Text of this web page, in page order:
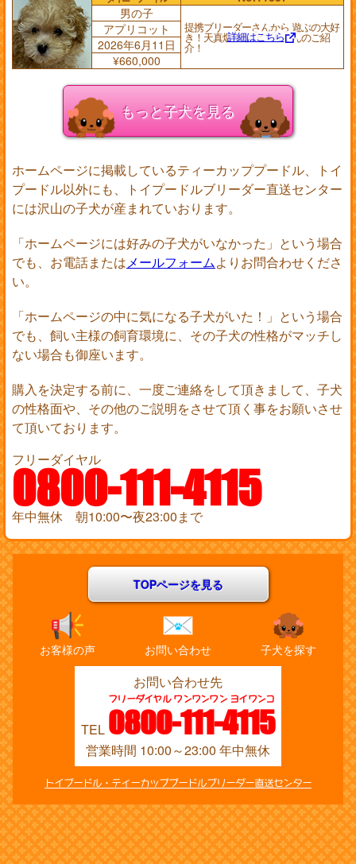
男の子
提携ブリーダーさんから 遊ぶの大好
き！天真爛漫な アプリくんのご紹
介！
詳細はこちら
アプリコット
2026年6月11日
¥660,000
もっと子犬を見る
ホームページに掲載しているティーカッププードル、トイ
プードル以外にも、トイプードルブリーダー直送センター
には沢山の子犬が産まれていおります。
「ホームページには好みの子犬がいなかった」という場合
でも、お電話またはメールフォームよりお問合わせくださ
い。
「ホームページの中に気になる子犬がいた！」という場合
でも、飼い主様の飼育環境に、その子犬の性格がマッチし
ない場合も御座います。
購入を決定する前に、一度ご連絡をして頂きまして、子犬
の性格面や、その他のご説明をさせて頂く事をお願いさせ
て頂いております。
フリーダイヤル
0800-111-4115
年中無休 朝10:00〜夜23:00まで
TOPページを見る
お客様の声 お問い合わせ 子犬を探す
お問い合わせ先
TEL 0800-111-4115
フリーダイヤル ワンワンワン ヨイワンコ
営業時間 10:00～23:00 年中無休
トイプードル・ティーカッププードルブリーダー直送センター